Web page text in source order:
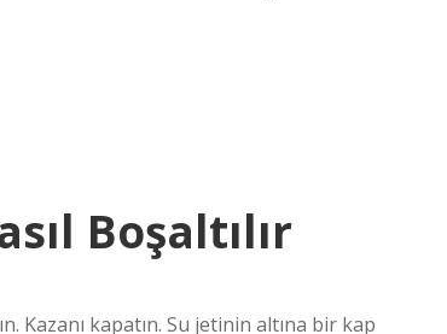
Boşaltılır
Kazanı kapatın. Su jetinin altına bir kap